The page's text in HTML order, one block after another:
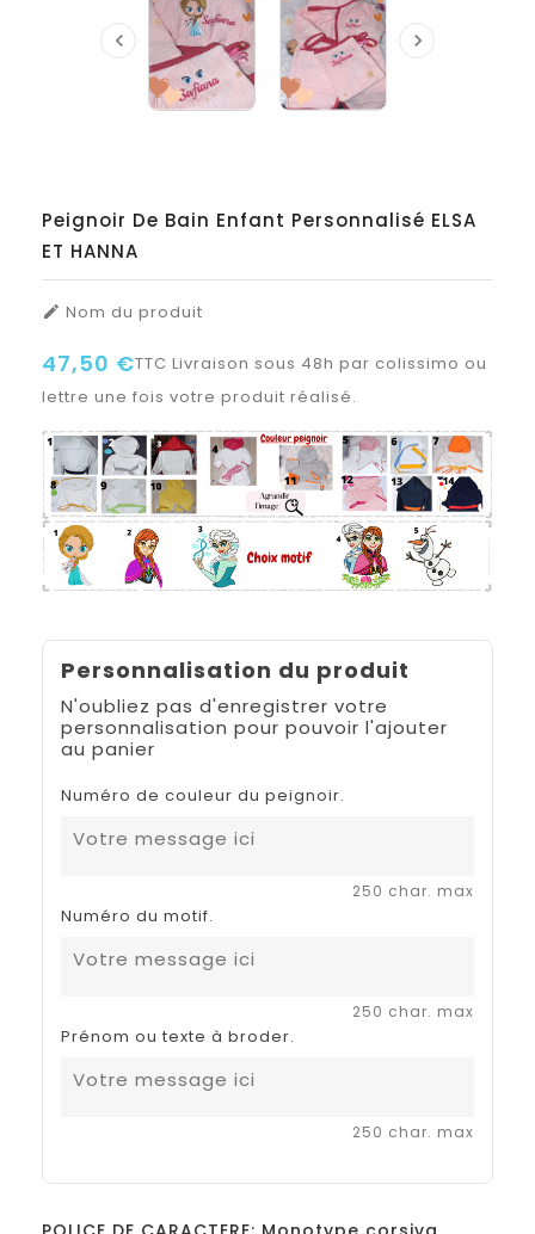
 
Peignoir De Bain Enfant Personnalisé ELSA
ET HANNA
 Nom du produit
47,50 €TTC Livraison sous 48h par colissimo ou
lettre une fois votre produit réalisé.
Personnalisation du produit
N'oubliez pas d'enregistrer votre
personnalisation pour pouvoir l'ajouter
au panier
Numéro de couleur du peignoir.
250 char. max
Numéro du motif.
250 char. max
Prénom ou texte à broder.
250 char. max